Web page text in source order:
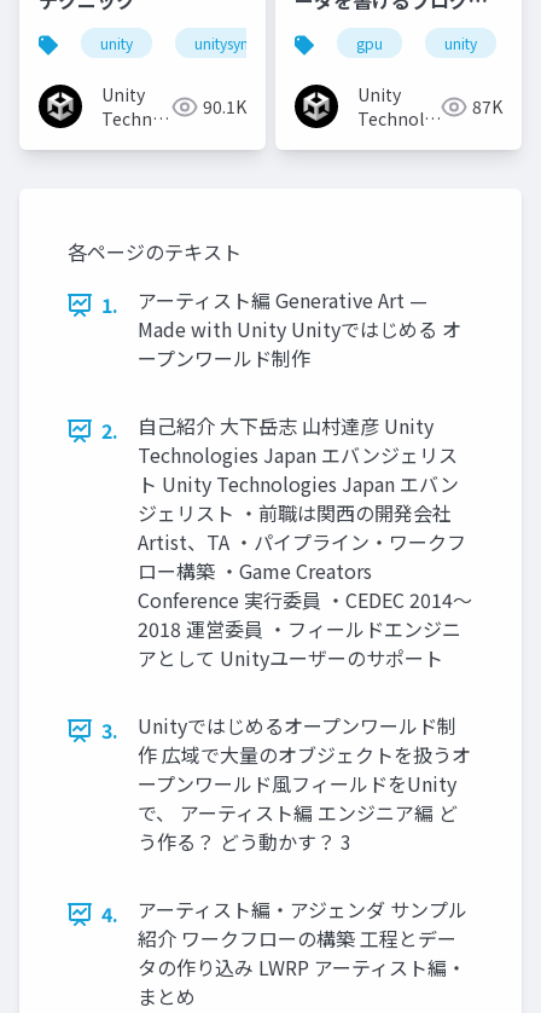
unity unitysync
Unity
Technologies90.1K
マになろう
gpu unity
Unity
Technologies 87K
各ページのテキスト
1.
アーティスト編 Generative Art —
Made with Unity Unityではじめる オ
ープンワールド制作
2.
自己紹介 大下岳志 山村達彦 Unity
Technologies Japan エバンジェリス
ト Unity Technologies Japan エバン
ジェリスト ・前職は関西の開発会社
Artist、TA ・パイプライン・ワークフ
ロー構築 ・Game Creators
Conference 実行委員 ・CEDEC 2014～
2018 運営委員 ・フィールドエンジニ
アとして Unityユーザーのサポート
3.
Unityではじめるオープンワールド制
作 広域で大量のオブジェクトを扱うオ
ープンワールド風フィールドをUnity
で、 アーティスト編 エンジニア編 ど
う作る？ どう動かす？ 3
4.
アーティスト編・アジェンダ サンプル
紹介 ワークフローの構築 工程とデー
タの作り込み LWRP アーティスト編・
まとめ